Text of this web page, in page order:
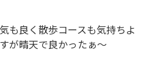
も良く散歩コースも気持ちよ
が晴天で良かったぁ～